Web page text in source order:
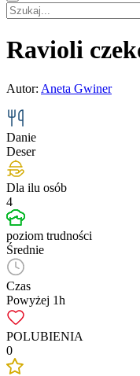
Ravioli
Autor: Aneta Gwiner
Danie
Deser
Dla ilu osób
4
poziom trudności
Średnie
Czas
Powyżej 1h
POLUBIENIA
0